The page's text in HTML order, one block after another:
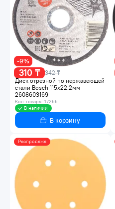
310 ₸ 342 ₸
-9%
Диск отрезной по нержавеющей
стали Bosch 115x22.2мм
2608603169
Код товара: 17255
В наличии
В корзину
Распродажа